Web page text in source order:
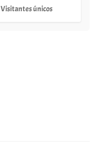
Visitantes únicos